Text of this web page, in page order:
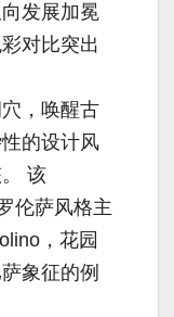
发展加冕
对比突出
，唤醒古
的设计风
该
伦萨风格主
，花园
象征的例